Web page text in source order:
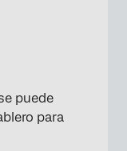
puede
para